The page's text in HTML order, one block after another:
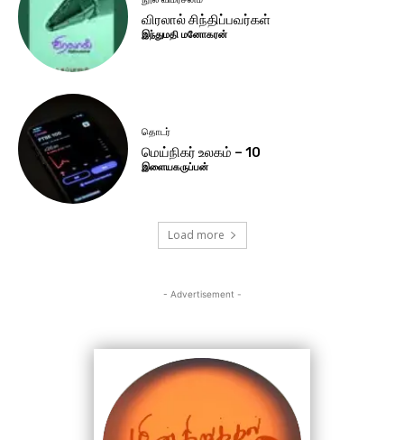
விரலால் சிந்திப்பவர்கள்
இந்துமதி மனோகரன்
தொடர்
மெய்நிகர் உலகம் – 10
இளையகருப்பன்
Load more
- Advertisement -